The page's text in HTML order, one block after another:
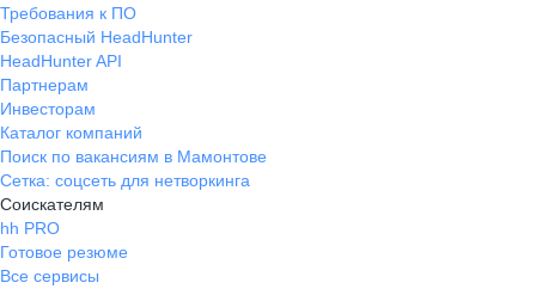
Требования к ПО
Безопасный HeadHunter
HeadHunter API
Партнерам
Инвесторам
Каталог компаний
Поиск по вакансиям в Мамонтове
Сетка: соцсеть для нетворкинга
Соискателям
hh PRO
Готовое резюме
Все сервисы